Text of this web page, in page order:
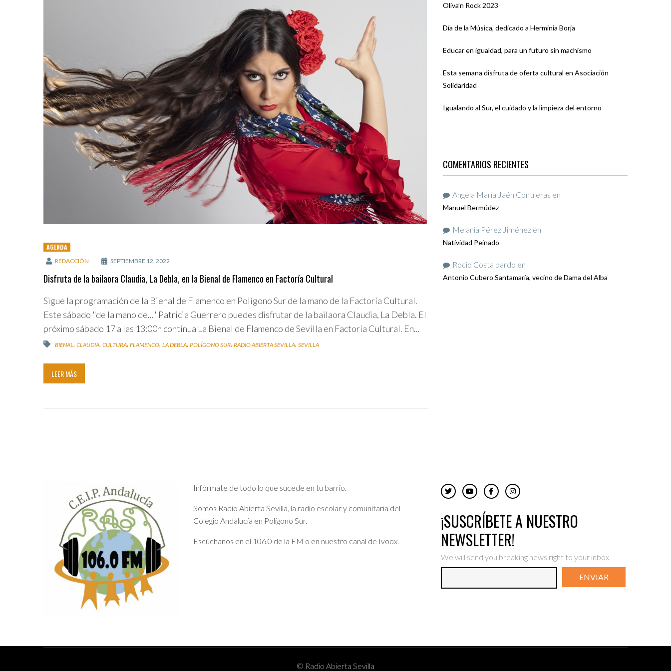
AGENDA
REDACCIÓN SEPTIEMBRE 12, 2022
Disfruta de la bailaora Claudia, La Debla, en la Bienal de Flamenco en Factoría Cultural
Sigue la programación de la Bienal de Flamenco en Polígono Sur de la mano de la Factoría Cultural.
Este sábado "de la mano de..." Patricia Guerrero puedes disfrutar de la bailaora Claudia, La Debla. El
próximo sábado 17 a las 13:00h continua La Bienal de Flamenco de Sevilla en Factoría Cultural. En...
BIENAL , CLAUDIA, CULTURA, FLAMENCO, LA DEBLA, POLÍGONO SUR, RADIO ABIERTA SEVILLA, SEVILLA
LEER MÁS
Oliva’n Rock 2023
Día de la Música, dedicado a Herminia Borja
Educar en igualdad, para un futuro sin machismo
Esta semana disfruta de oferta cultural en Asociación
Solidaridad
Igualando al Sur, el cuidado y la limpieza del entorno
COMENTARIOS RECIENTES
Angela María Jaén Contreras en
Manuel Bermúdez
Melania Pérez Jiménez en
Natividad Peinado
Rocio Costa pardo en
Antonio Cubero Santamaría, vecino de Dama del Alba
Infórmate de todo lo que sucede en tu barrio.
Somos Radio Abierta Sevilla, la radio escolar y comunitaria del
Colegio Andalucía en Polígono Sur.
Escúchanos en el 106.0 de la FM o en nuestro canal de Ivoox.
¡SUSCRÍBETE A NUESTRO
NEWSLETTER!
We will send you breaking news right to your inbox
ENVIAR
© Radio Abierta Sevilla